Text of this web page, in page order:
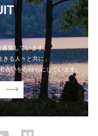
集しています。
る人々と共に」
会いを心待ちにしています。